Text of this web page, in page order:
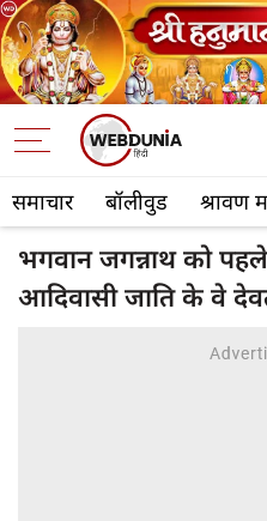
समाचार बॉलीवुड श्रावण
भगवान जगन्नाथ को
आदिवासी जाति के वे